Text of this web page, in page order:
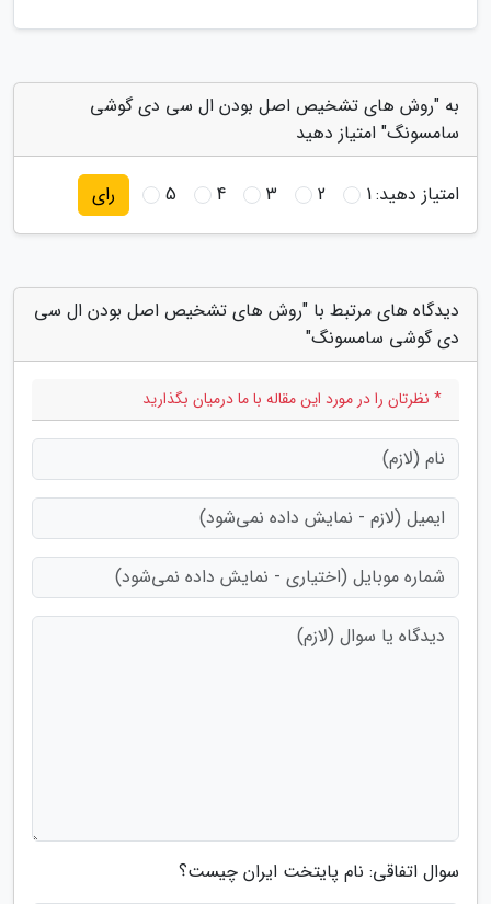
به "روش های تشخیص اصل بودن ال سی دی گوشی
سامسونگ" امتیاز دهید
امتیاز دهید:1
2
3
4
5 رای
دیدگاه های مرتبط با "روش های تشخیص اصل بودن ال سی
دی گوشی سامسونگ"
* نظرتان را در مورد این مقاله با ما درمیان بگذارید
سوال اتفاقی: نام پایتخت ایران چیست؟